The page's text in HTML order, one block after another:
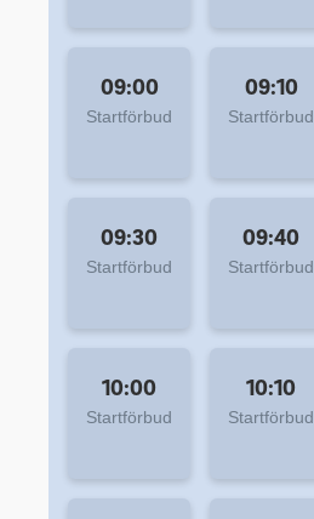
09:00
Startförbud
09:10
Startförbud
09:30
Startförbud
09:40
Startförbud
10:00
Startförbud
10:10
Startförbud